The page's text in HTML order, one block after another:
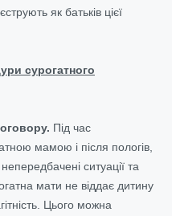
як батьків цієї
сурогатного
Під час
мамою і після пологів,
ситуації та
мати не віддає дитину
Цього можна